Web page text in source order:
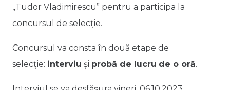
„Tudor Vladimirescu” pentru a participa la
concursul de selecție.
Concursul va consta în două etape de
selecție: interviu și probă de lucru de o oră.